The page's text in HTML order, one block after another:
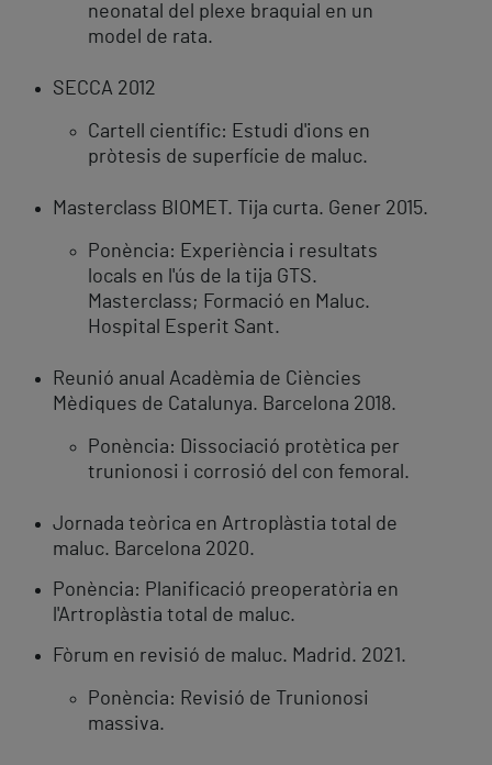
neonatal del plexe braquial en un
model de rata.
SECCA 2012
Cartell científic: Estudi d'ions en
pròtesis de superfície de maluc.
Masterclass BIOMET. Tija curta. Gener 2015.
Ponència: Experiència i resultats
locals en l'ús de la tija GTS.
Masterclass; Formació en Maluc.
Hospital Esperit Sant.
Reunió anual Acadèmia de Ciències
Mèdiques de Catalunya. Barcelona 2018.
Ponència: Dissociació protètica per
trunionosi i corrosió del con femoral.
Jornada teòrica en Artroplàstia total de
maluc. Barcelona 2020.
Ponència: Planificació preoperatòria en
l'Artroplàstia total de maluc.
Fòrum en revisió de maluc. Madrid. 2021.
Ponència: Revisió de Trunionosi
massiva.